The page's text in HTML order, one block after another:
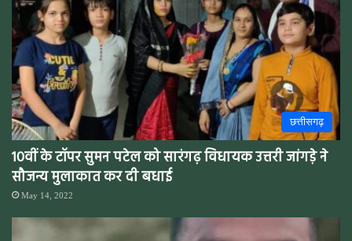
छत्तीसगढ़
10वीं के टॉपर सुमन पटेल को सारंगढ़ विधायक उत्तरी जांगड़े ने
सौजन्य मुलाकात कर दी बधाई
May 14, 2022